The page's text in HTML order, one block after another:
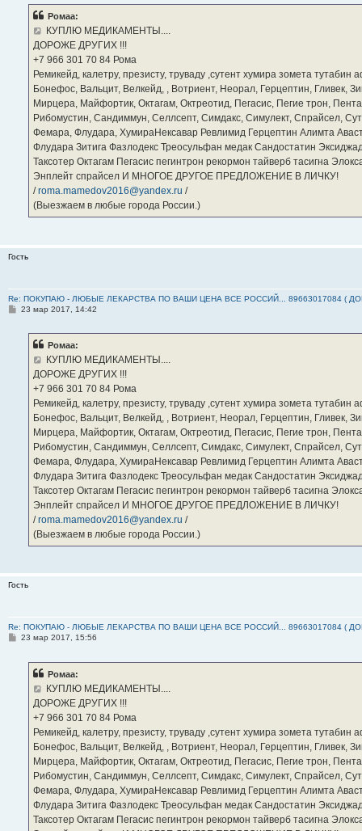
Ромаа:
КУПЛЮ МЕДИКАМЕНТЫ....
ДОРОЖЕ ДРУГИХ !!!
‪+7 966 301 70 84‬ Рома
Ремикейд, калетру, презисту, труваду ,сутент хумира зомета
Бонефос, Вальцит, Велкейд, , Вотриент, Неорал, Герцептин, Гливек,
Мирцера, Майфортик, Октагам, Октреотид, Пегасис, Пегие трон,
Рибомустин, Сандиммун, Селлсепт, Симдакс, Симулект, Спрайсел,
Фемара, Флудара, ХумираНексавар Ревлимид Герцептин Алимта
Флудара Зитига Фазлодекс Треосульфан медак Сандостатин
Таксотер Октагам Пегасис пегинтрон рекормон тайверб тасигна
Энплейт спрайсел И МНОГОЕ ДРУГОЕ ПРЕДЛОЖЕНИЕ В ЛИЧКУ!
/roma.mamedov2016@yandex.ru /
(Выезжаем в любые города России.)
Гость
Re: ПОКУПАЮ - ЛЮБЫЕ ЛЕКАРСТВА ПО ВАШИ ЦЕНА ВСЕ РОССИЙ... 89663017084 (
С23 мар 2017, 14:42
Ромаа:
КУПЛЮ МЕДИКАМЕНТЫ....
ДОРОЖЕ ДРУГИХ !!!
‪+7 966 301 70 84‬ Рома
Ремикейд, калетру, презисту, труваду ,сутент хумира зомета
Бонефос, Вальцит, Велкейд, , Вотриент, Неорал, Герцептин, Гливек,
Мирцера, Майфортик, Октагам, Октреотид, Пегасис, Пегие трон,
Рибомустин, Сандиммун, Селлсепт, Симдакс, Симулект, Спрайсел,
Фемара, Флудара, ХумираНексавар Ревлимид Герцептин Алимта
Флудара Зитига Фазлодекс Треосульфан медак Сандостатин
Таксотер Октагам Пегасис пегинтрон рекормон тайверб тасигна
Энплейт спрайсел И МНОГОЕ ДРУГОЕ ПРЕДЛОЖЕНИЕ В ЛИЧКУ!
/roma.mamedov2016@yandex.ru /
(Выезжаем в любые города России.)
Гость
Re: ПОКУПАЮ - ЛЮБЫЕ ЛЕКАРСТВА ПО ВАШИ ЦЕНА ВСЕ РОССИЙ... 89663017084 (
С23 мар 2017, 15:56
Ромаа:
КУПЛЮ МЕДИКАМЕНТЫ....
ДОРОЖЕ ДРУГИХ !!!
‪+7 966 301 70 84‬ Рома
Ремикейд, калетру, презисту, труваду ,сутент хумира зомета
Бонефос, Вальцит, Велкейд, , Вотриент, Неорал, Герцептин, Гливек,
Мирцера, Майфортик, Октагам, Октреотид, Пегасис, Пегие трон,
Рибомустин, Сандиммун, Селлсепт, Симдакс, Симулект, Спрайсел,
Фемара, Флудара, ХумираНексавар Ревлимид Герцептин Алимта
Флудара Зитига Фазлодекс Треосульфан медак Сандостатин
Таксотер Октагам Пегасис пегинтрон рекормон тайверб тасигна